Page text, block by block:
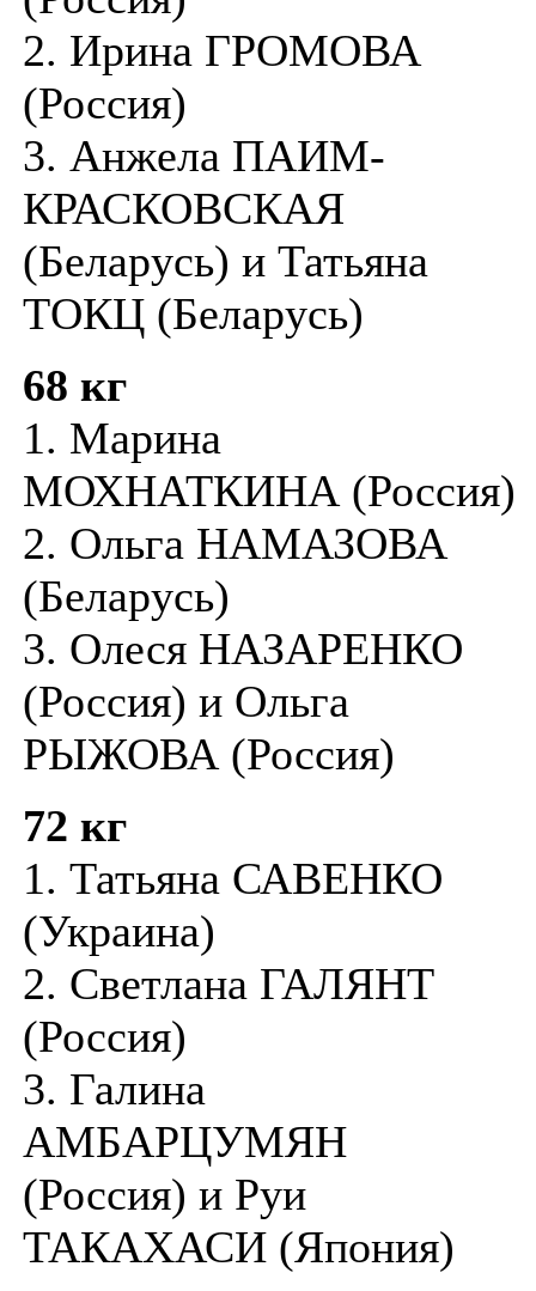
2. Ирина ГРОМОВА
(Россия)
3. Анжела ПАИМ-
КРАСКОВСКАЯ
(Беларусь) и Татьяна
ТОКЦ (Беларусь)
68 кг
1. Марина
МОХНАТКИНА (Россия)
2. Ольга НАМАЗОВА
(Беларусь)
3. Олеся НАЗАРЕНКО
(Россия) и Ольга
РЫЖОВА (Россия)
72 кг
1. Татьяна САВЕНКО
(Украина)
2. Светлана ГАЛЯНТ
(Россия)
3. Галина
АМБАРЦУМЯН
(Россия) и Руи
ТАКАХАСИ (Япония)